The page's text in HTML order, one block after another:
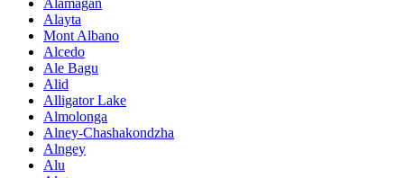
Alayta
Mont Albano
Alcedo
Ale Bagu
Alid
Alligator Lake
Almolonga
Alney-Chashakondzha
Alngey
Alu